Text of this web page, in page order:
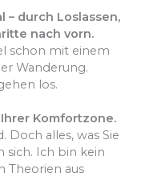
– durch Loslassen,
nach vorn.
schon mit einem
Wanderung.
los.
Komfortzone.
alles, was Sie
sich. Ich bin kein
Theorien aus